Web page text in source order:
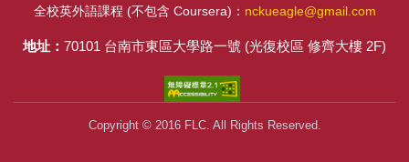
全校英外語課程 (不包含 Coursera)： nckueagle@gmail.com
地址： 70101 台南市東區大學路一號 (光復校區 修齊大樓 2F)
Copyright © 2016 FLC. All Rights Reserved.